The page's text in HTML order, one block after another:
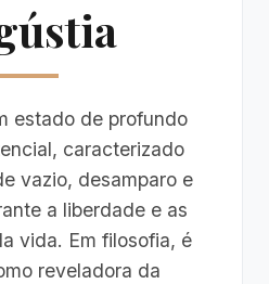
estado de profundo
caracterizado
vazio, desamparo e
a liberdade e as
vida. Em filosofia, é
reveladora da